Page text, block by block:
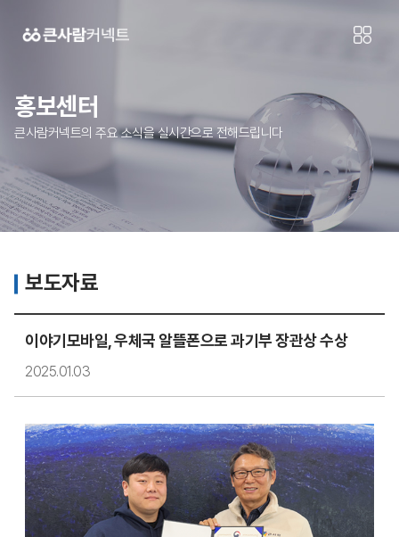
홍보센터
큰사람커넥트의 주요 소식을 실시간으로 전해드립니다
보도자료
이야기모바일, 우체국 알뜰폰으로 과기부 장관상 수상
2025.01.03